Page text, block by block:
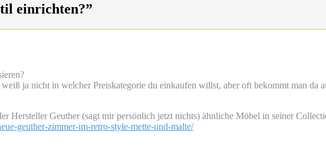
einrichten?”
ja nicht in welcher Preiskategorie du einkaufen willst, aber oft bekommt man da
Hersteller Geuther (sagt mir persönlich jetzt nichts) ähnliche Möbel in seiner
geuther-zimmer-im-retro-style-mette-und-malte/